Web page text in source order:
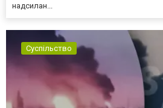
надсилан...
Суспільство